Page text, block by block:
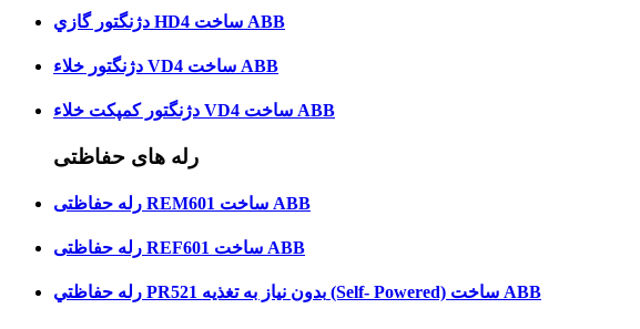
دژنگتور گازي HD4 ساخت ABB
دژنگتور خلاء VD4 ساخت ABB
دژنگتور کمپکت خلاء VD4 ساخت ABB
رله های حفاظتی
رله حفاظتی REM601 ساخت ABB
رله حفاظتی REF601 ساخت ABB
رله حفاظتي PR521 بدون نياز به تغذیه (Self- Powered) ساخت ABB